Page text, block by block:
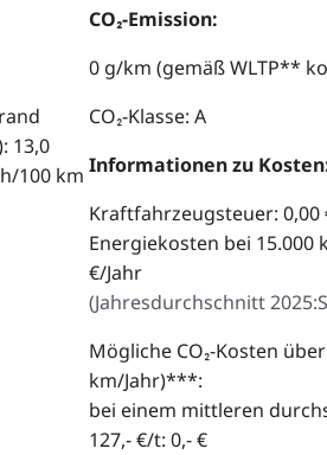
13,0
100 km
CO₂-Emission:
0 g/km (gemäß WLTP**
CO₂-Klasse: A
Informationen zu
Kraftfahrzeugsteuer: 0,00
Energiekosten bei 15.000
€/Jahr
(Jahresdurchschnitt 2025:
Mögliche CO₂-Kosten
km/Jahr)***:
bei einem mittleren
127,- €/t: 0,- €